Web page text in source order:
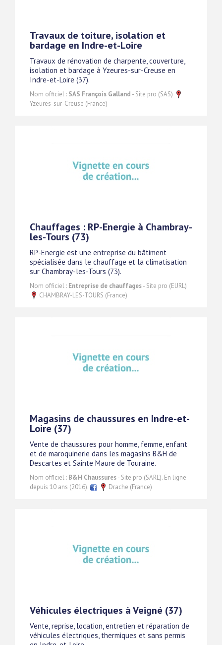
Travaux de toiture, isolation et
bardage en Indre-et-Loire
Travaux de rénovation de charpente, couverture,
isolation et bardage à Yzeures-sur-Creuse en
Indre-et-Loire (37).
Nom officiel : SAS François Galland - Site pro (SAS)
Yzeures-sur-Creuse (France)
Chauffages : RP-Energie à Chambray-
les-Tours (73)
RP-Energie est une entreprise du bâtiment
spécialisée dans le chauffage et la climatisation
sur Chambray-les-Tours (73).
Nom officiel : Entreprise de chauffages- Site pro (EURL)
CHAMBRAY-LES-TOURS (France)
Magasins de chaussures en Indre-et-
Loire (37)
Vente de chaussures pour homme, femme, enfant
et de maroquinerie dans les magasins B&H de
Descartes et Sainte Maure de Touraine.
Nom officiel : B&H Chaussures- Site pro (SARL). En ligne
depuis 10 ans (2016).
Drache (France)
Véhicules électriques à Veigné (37)
Vente, reprise, location, entretien et réparation de
véhicules électriques, thermiques et sans permis